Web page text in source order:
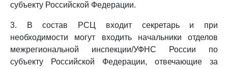
субъекту Российской Федерации.
3. В состав РСЦ входит секретарь и при
необходимости могут входить начальники отделов
межрегиональной инспекции/УФНС России по
субъекту Российской Федерации, отвечающие за